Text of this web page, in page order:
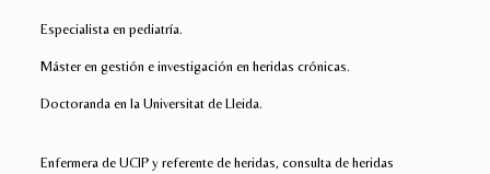
Especialista en pediatría.
Máster en gestión e investigación en heridas crónicas.
Doctoranda en la Universitat de Lleida.
Enfermera de UCIP y referente de heridas, consulta de heridas